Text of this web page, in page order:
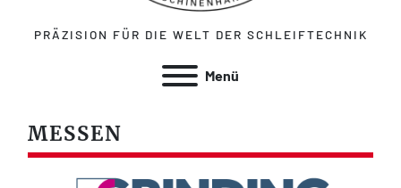
PRÄZISION FÜR DIE WELT DER SCHLEIFTECHNIK
Menü
MESSEN